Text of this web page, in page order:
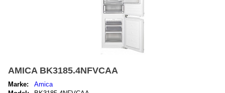
AMICA BK3185.4NFVCAA
Marke:
Amica